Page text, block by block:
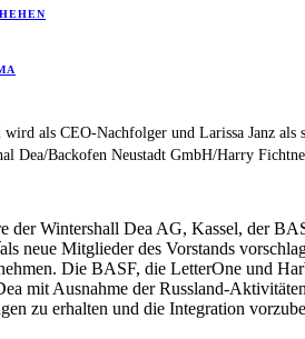
als CEO-Nachfolger und Larissa Janz als
Dea/Backofen Neustadt GmbH/Harry
der Wintershall Dea AG, Kassel, der
neue Mitglieder des Vorstands
Die BASF, die LetterOne und
mit Ausnahme der Russland-
zu erhalten und die Integration